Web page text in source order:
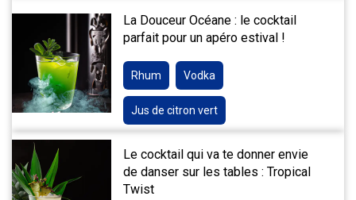
La Douceur Océane : le cocktail
parfait pour un apéro estival !
Rhum Vodka
Jus de citron vert
Le cocktail qui va te donner envie
de danser sur les tables : Tropical
Twist